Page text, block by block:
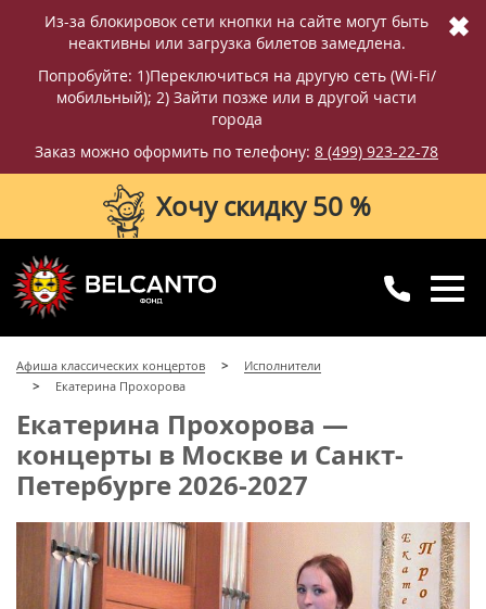
Из-за блокировок сети кнопки на сайте могут быть
неактивны или загрузка билетов замедлена.
Попробуйте: 1)Переключиться на другую сеть (Wi-Fi/
мобильный); 2) Зайти позже или в другой части
города
Заказ можно оформить по телефону: 8 (499) 923-22-78
✖
Хочу скидку 50 %
8 (499) 923-22-78
с 10:00 до 20:00
Афиша классических концертов
Исполнители
Екатерина Прохорова
Екатерина Прохорова —
концерты в Москве и Санкт-
Петербурге 2026-2027